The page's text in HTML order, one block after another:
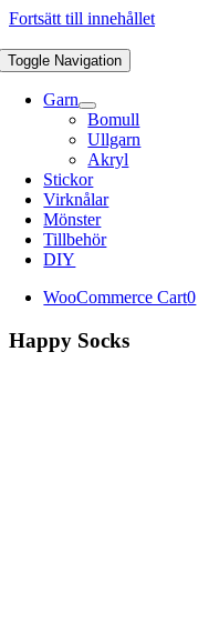
Fortsätt till innehållet
Toggle Navigation
Garn
Bomull
Ullgarn
Akryl
Stickor
Virknålar
Mönster
Tillbehör
DIY
WooCommerce Cart0
Happy Socks